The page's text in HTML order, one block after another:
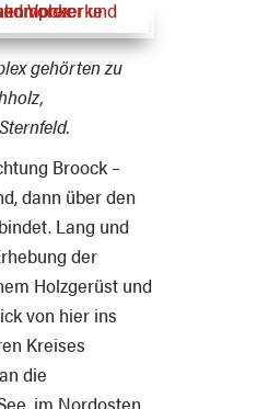
gehörten zu
Broock –
dann über den
Lang und
der
Holzgerüst und
von hier ins
Kreises
die
im Nordosten